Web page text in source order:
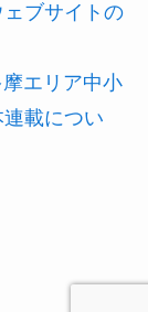
ブサイトの
エリア中小
載につい